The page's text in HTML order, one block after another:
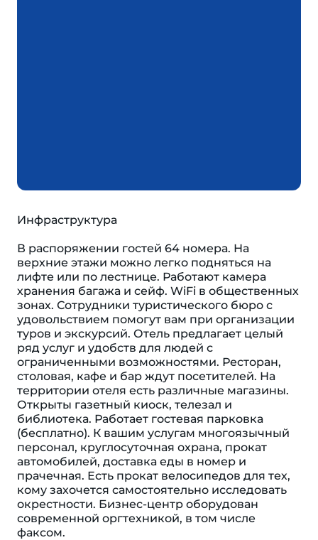
Инфраструктура
В распоряжении гостей 64 номера. На
верхние этажи можно легко подняться на
лифте или по лестнице. Работают камера
хранения багажа и сейф. WiFi в общественных
зонах. Сотрудники туристического бюро с
удовольствием помогут вам при организации
туров и экскурсий. Отель предлагает целый
ряд услуг и удобств для людей с
ограниченными возможностями. Ресторан,
столовая, кафе и бар ждут посетителей. На
территории отеля есть различные магазины.
Открыты газетный киоск, телезал и
библиотека. Работает гостевая парковка
(бесплатно). К вашим услугам многоязычный
персонал, круглосуточная охрана, прокат
автомобилей, доставка еды в номер и
прачечная. Есть прокат велосипедов для тех,
кому захочется самостоятельно исследовать
окрестности. Бизнес-центр оборудован
современной оргтехникой, в том числе
факсом.